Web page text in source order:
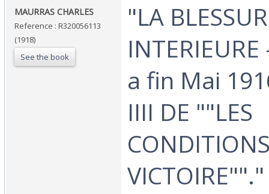
‎MAURRAS CHARLES‎
Reference : R320056113
(1918)
See the book
‎"LA
a fin Mai
IIII DE ""LES
VICTOIRE""."‎